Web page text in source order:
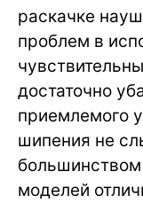
раскачке
проблем в
достаточно
приемлемого
шипения не
моделей